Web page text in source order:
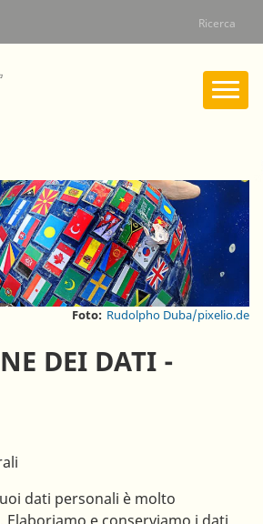
Ricerca
Foto: Rudolpho Duba/pixelio.de
DEI DATI -
dati personali è molto